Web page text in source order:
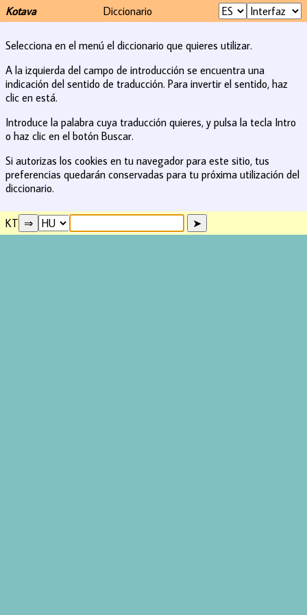
Kotava Diccionario
Selecciona en el menú el diccionario que quieres utilizar.
A la izquierda del campo de introducción se encuentra una
indicación del sentido de traducción. Para invertir el sentido, haz
clic en está.
Introduce la palabra cuya traducción quieres, y pulsa la tecla Intro
o haz clic en el botón Buscar.
Si autorizas los cookies en tu navegador para este sitio, tus
preferencias quedarán conservadas para tu próxima utilización del
diccionario.
KT